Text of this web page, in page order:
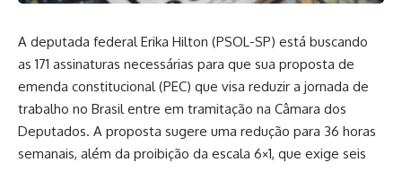
A deputada federal Erika Hilton (PSOL-SP) está buscando
as 171 assinaturas necessárias para que sua proposta de
emenda constitucional (PEC) que visa reduzir a jornada de
trabalho no Brasil entre em tramitação na Câmara dos
Deputados. A proposta sugere uma redução para 36 horas
semanais, além da proibição da escala 6×1, que exige seis